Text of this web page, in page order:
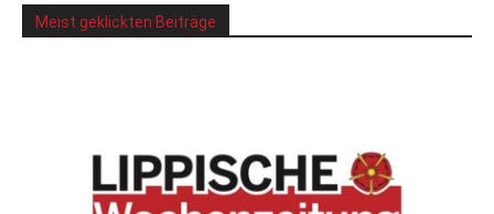
Meist geklickten Beiträge